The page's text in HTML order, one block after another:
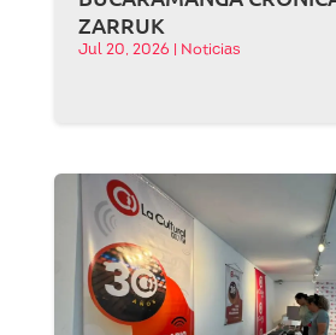
ZARRUK
Jul 20, 2026 Noticias